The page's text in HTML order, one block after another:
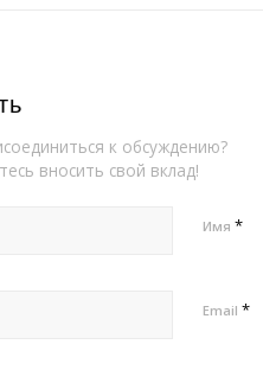
к обсуждению?
вносить свой вклад!
Имя *
Email *